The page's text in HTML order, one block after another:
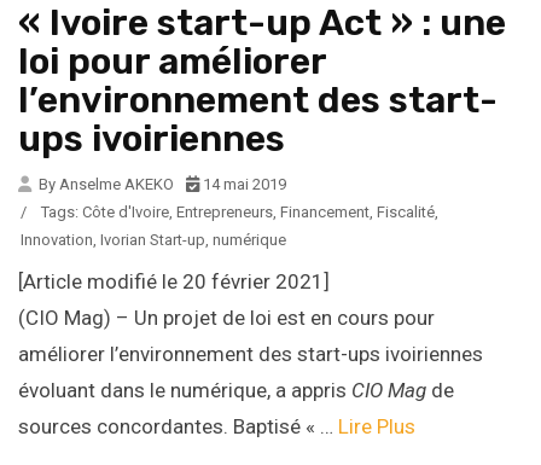
« Ivoire start-up Act » : une
loi pour améliorer
l’environnement des start-
ups ivoiriennes
By Anselme AKEKO
14 mai 2019
/
Tags: Côte d'Ivoire, Entrepreneurs, Financement, Fiscalité,
Innovation, Ivorian Start-up, numérique
[Article modifié le 20 février 2021]
(CIO Mag) – Un projet de loi est en cours pour
améliorer l’environnement des start-ups ivoiriennes
évoluant dans le numérique, a appris CIO Mag de
sources concordantes. Baptisé « … Lire Plus